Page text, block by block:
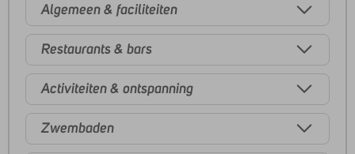
Algemeen & faciliteiten
Restaurants & bars
Activiteiten & ontspanning
Zwembaden